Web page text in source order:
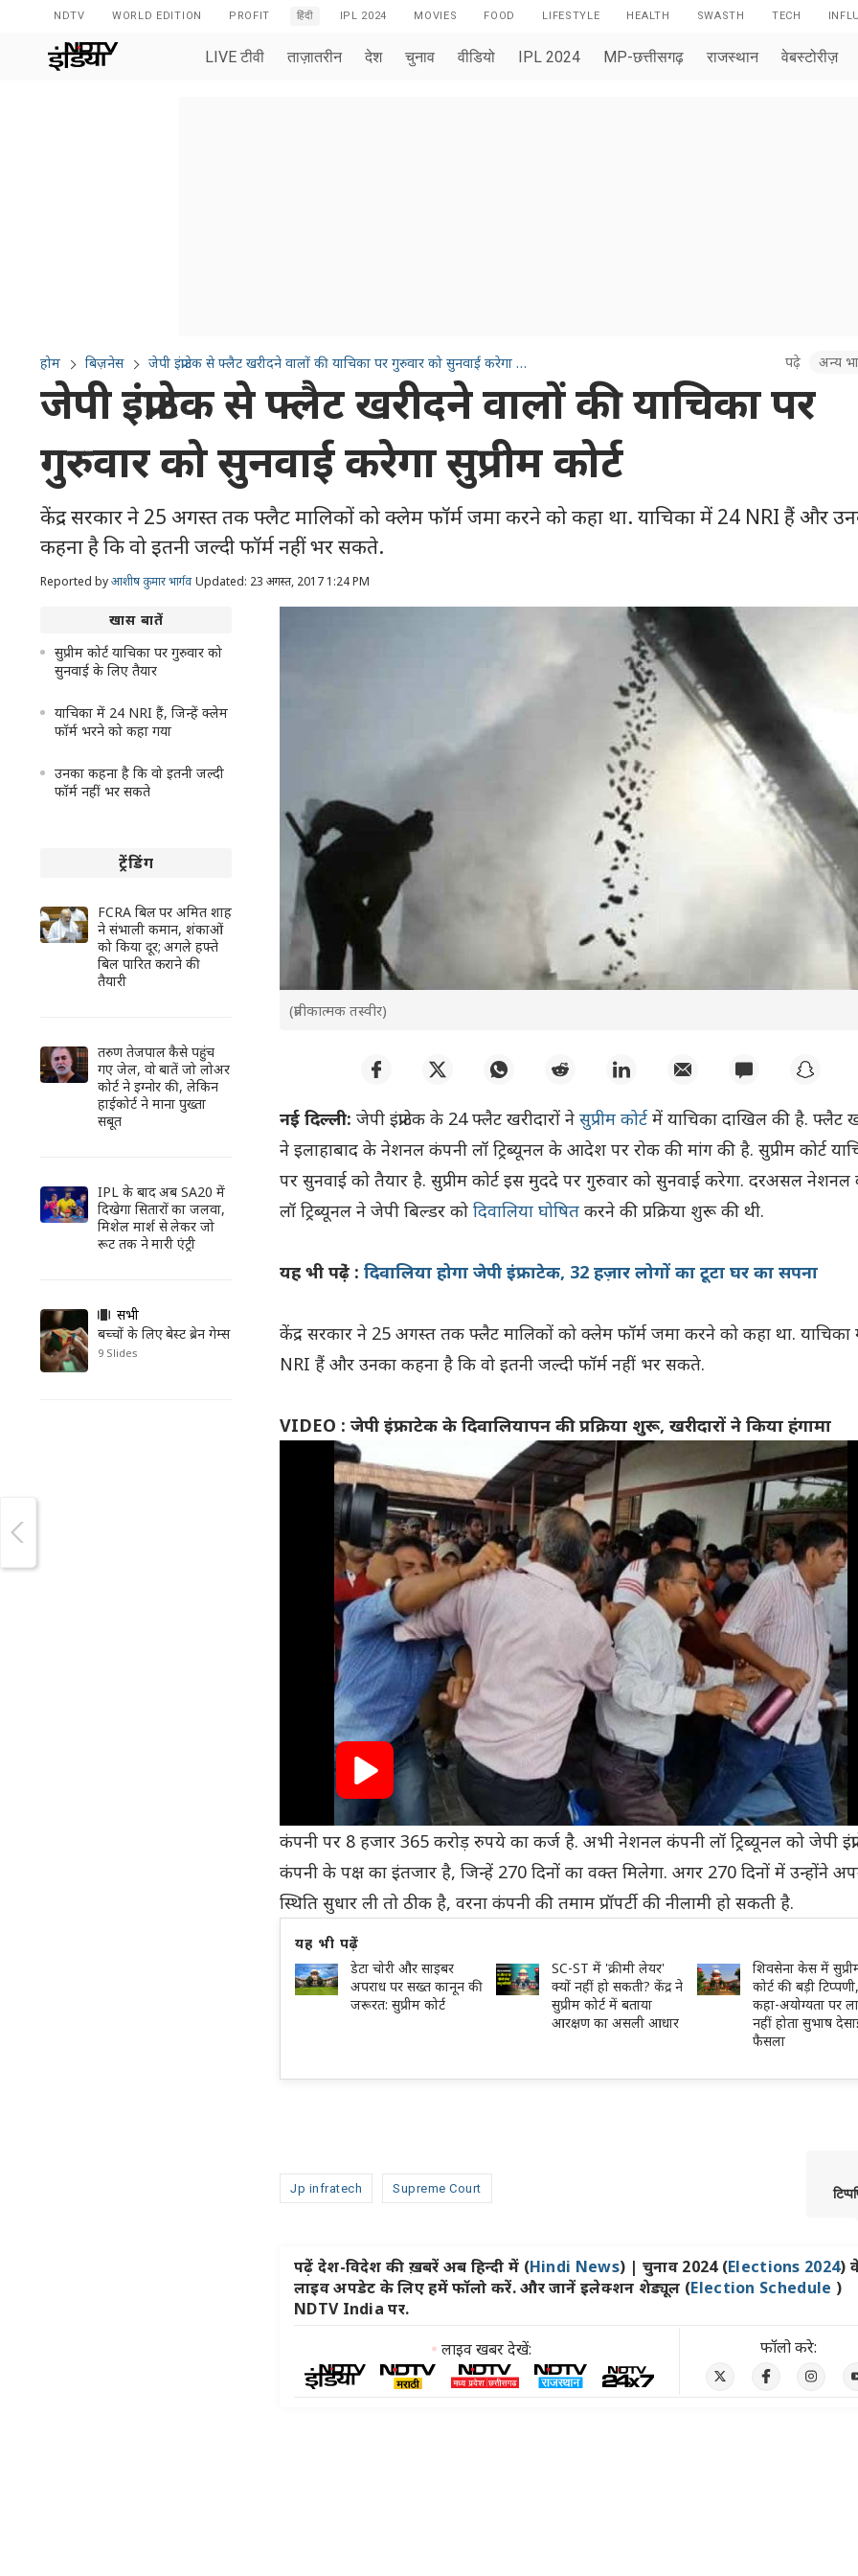
NDTV WORLD EDITION PROFIT हिंदी IPL 2024 MOVIES FOOD LIFESTYLE HEALTH SWASTH TECH
LIVE टीवी ताज़ातरीन देश चुनाव वीडियो IPL 2024 MP-छत्तीसगढ़ राजस्थान वेबस्टोरीज़
होम बिज़नेस जेपी इंफ्राटेक से फ्लैट खरीदने वालों की याचिका पर गुरुवार को सुनवाई करेगा सुप्रीम कोर्ट पढ़े अन्य
जेपी इंफ्राटेक से फ्लैट खरीदने वालों की याचिका पर
गुरुवार को सुनवाई करेगा सुप्रीम कोर्ट
केंद्र सरकार ने 25 अगस्त तक फ्लैट मालिकों को क्लेम फॉर्म जमा करने को कहा था. याचिका में 24 NRI हैं और
कहना है कि वो इतनी जल्दी फॉर्म नहीं भर सकते.
Reported byआशीष कुमार भार्गव Updated: 23 अगस्त, 2017 1:24 PM
(प्रतीकात्मक तस्वीर)
नई दिल्ली: जेपी इंफ्राटेक के 24 फ्लैट खरीदारों ने सुप्रीम कोर्ट में याचिका दाखिल की है. फ्लैट
ने इलाहाबाद के नेशनल कंपनी लॉ ट्रिब्यूनल के आदेश पर रोक की मांग की है. सुप्रीम कोर्ट
पर सुनवाई को तैयार है. सुप्रीम कोर्ट इस मुददे पर गुरुवार को सुनवाई करेगा. दरअसल नेशनल
लॉ ट्रिब्यूनल ने जेपी बिल्डर को दिवालिया घोषित करने की प्रक्रिया शुरू की थी.
यह भी पढे़ं : दिवालिया होगा जेपी इंफ्राटेक, 32 हज़ार लोगों का टूटा घर का सपना
केंद्र सरकार ने 25 अगस्त तक फ्लैट मालिकों को क्लेम फॉर्म जमा करने को कहा था. याचिका
NRI हैं और उनका कहना है कि वो इतनी जल्दी फॉर्म नहीं भर सकते.
VIDEO : जेपी इंफ्राटेक के दिवालियापन की प्रक्रिया शुरू, खरीदारों ने किया हंगामा
कंपनी पर 8 हजार 365 करोड़ रुपये का कर्ज है. अभी नेशनल कंपनी लॉ ट्रिब्यूनल को जेपी
कंपनी के पक्ष का इंतजार है, जिन्हें 270 दिनों का वक्त मिलेगा. अगर 270 दिनों में उन्होंने
स्थिति सुधार ली तो ठीक है, वरना कंपनी की तमाम प्रॉपर्टी की नीलामी हो सकती है.
यह भी पढ़ें
डेटा चोरी और साइबर
अपराध पर सख्त कानून की
जरूरत: सुप्रीम कोर्ट
SC-ST में 'क्रीमी लेयर'
क्यों नहीं हो सकती? केंद्र ने
सुप्रीम कोर्ट में बताया
आरक्षण का असली आधार
शिवसेना केस में
कोर्ट की बड़ी टिप्पणी,
कहा-अयोग्यता पर
नहीं होता सुभाष
फैसला
Jp infratech Supreme Court
पढ़ें देश-विदेश की ख़बरें अब हिन्दी में (Hindi News) | चुनाव 2024 (Elections 2024)
लाइव अपडेट के लिए हमें फॉलो करें. और जानें इलेक्शन शेड्यूल (Election Schedule )
NDTV India पर.
लाइव खबर देखें:
फॉलो करे:
खास बातें
सुप्रीम कोर्ट याचिका पर गुरुवार को
सुनवाई के लिए तैयार
याचिका में 24 NRI हैं, जिन्हें क्लेम
फॉर्म भरने को कहा गया
उनका कहना है कि वो इतनी जल्दी
फॉर्म नहीं भर सकते
ट्रेंडिंग
FCRA बिल पर अमित शाह
ने संभाली कमान, शंकाओं
को किया दूर; अगले हफ्ते
बिल पारित कराने की
तैयारी
तरुण तेजपाल कैसे पहुंच
गए जेल, वो बातें जो लोअर
कोर्ट ने इग्नोर की, लेकिन
हाईकोर्ट ने माना पुख्ता
सबूत
IPL के बाद अब SA20 में
दिखेगा सितारों का जलवा,
मिशेल मार्श से लेकर जो
रूट तक ने मारी एंट्री
सभी
बच्चों के लिए बेस्ट ब्रेन गेम्स
9 Slides